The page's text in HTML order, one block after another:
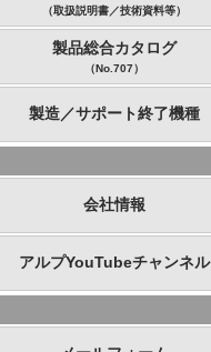
（取扱説明書／技術資料等）
製品総合カタログ
（No.707）
製造／サポート終了機種
会社情報
アルプYouTubeチャンネル